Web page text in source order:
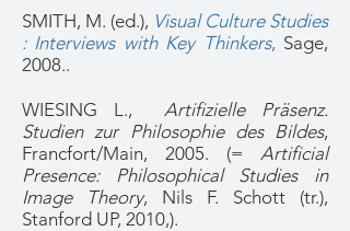
SMITH, M. (ed.), Visual Culture Studies
: Interviews with Key Thinkers, Sage,
2008..
WIESING L.,Artifizielle Präsenz.
Studien zur Philosophie des Bildes,
Francfort/Main, 2005. (= Artificial
Presence: Philosophical Studies in
Image Theory, Nils F. Schott (tr.),
Stanford UP, 2010,).